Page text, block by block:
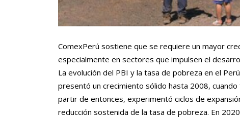
ComexPerú sostiene que se requiere un mayor
especialmente en sectores que impulsen el
La evolución del PBI y la tasa de pobreza en el
presentó un crecimiento sólido hasta 2008,
partir de entonces, experimentó ciclos de
reducción sostenida de la tasa de pobreza. En